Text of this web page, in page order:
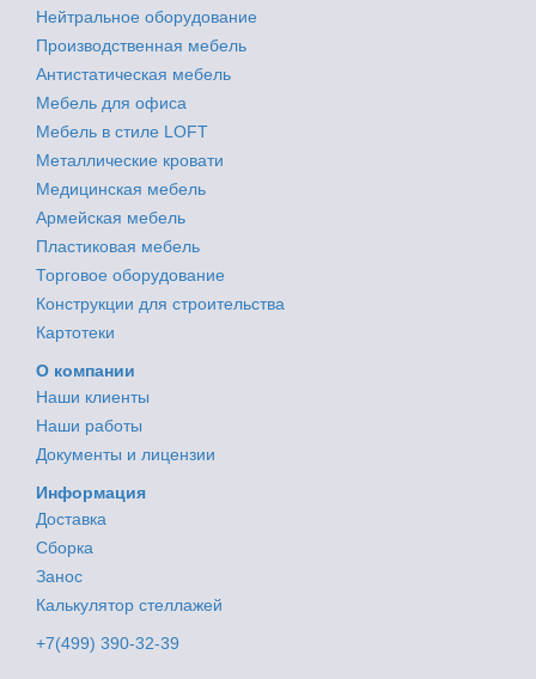
Нейтральное оборудование
Производственная мебель
Антистатическая мебель
Мебель для офиса
Мебель в стиле LOFT
Металлические кровати
Медицинская мебель
Армейская мебель
Пластиковая мебель
Торговое оборудование
Конструкции для строительства
Картотеки
О компании
Наши клиенты
Наши работы
Документы и лицензии
Информация
Доставка
Сборка
Занос
Калькулятор стеллажей
+7(499) 390-32-39